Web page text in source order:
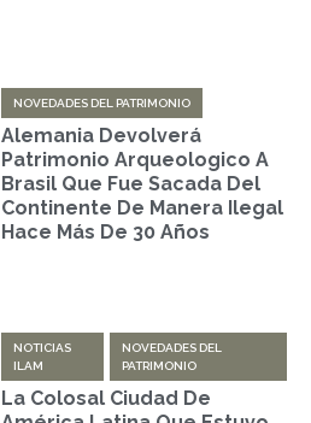
NOVEDADES DEL PATRIMONIO
Alemania Devolverá
Patrimonio Arqueologico A
Brasil Que Fue Sacada Del
Continente De Manera Ilegal
Hace Más De 30 Años
NOTICIAS
ILAM
NOVEDADES DEL
PATRIMONIO
La Colosal Ciudad De